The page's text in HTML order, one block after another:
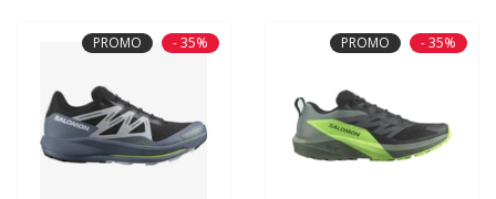
PROMO - 35% PROMO - 35%